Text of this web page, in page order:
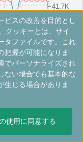
8/28(Thu)
39.2K
41.7K
の情報は公式サイトでご確認ください。
台北の魅力や驚きを
ビスの改善を目的とし
クッキーとは、サイ
タファイルです。これ
把握が可能になりま
でパーソナライズされ
ない場合でも基本的な
生じる場合がありま
使用に同意する